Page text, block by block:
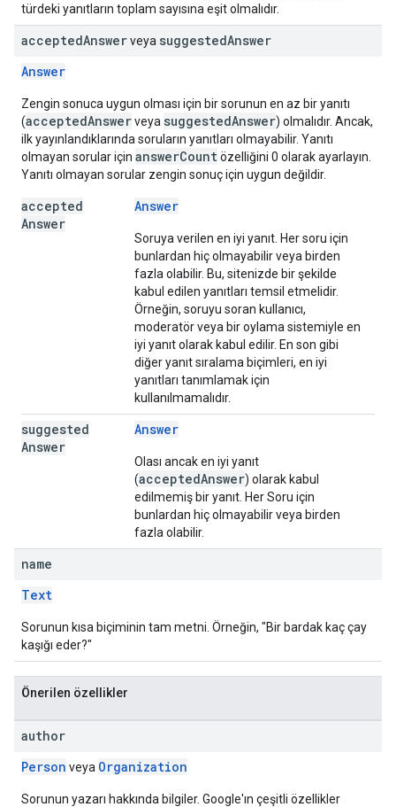
türdeki yanıtların toplam sayısına eşit olmalıdır.
acceptedAnswerveya suggestedAnswer
Answer
Zengin sonuca uygun olması için bir sorunun en az bir yanıtı
(acceptedAnswerveya suggestedAnswer) olmalıdır. Ancak,
ilk yayınlandıklarında soruların yanıtları olmayabilir. Yanıtı
olmayan sorular için answerCount özelliğini 0 olarak ayarlayın.
Yanıtı olmayan sorular zengin sonuç için uygun değildir.
accepted
Answer
Answer
Soruya verilen en iyi yanıt. Her soru için
bunlardan hiç olmayabilir veya birden
fazla olabilir. Bu, sitenizde bir şekilde
kabul edilen yanıtları temsil etmelidir.
Örneğin, soruyu soran kullanıcı,
moderatör veya bir oylama sistemiyle en
iyi yanıt olarak kabul edilir. En son gibi
diğer yanıt sıralama biçimleri, en iyi
yanıtları tanımlamak için
kullanılmamalıdır.
suggested
Answer
Answer
Olası ancak en iyi yanıt
(acceptedAnswer) olarak kabul
edilmemiş bir yanıt. Her Soru için
bunlardan hiç olmayabilir veya birden
fazla olabilir.
name
Text
Sorunun kısa biçiminin tam metni. Örneğin, "Bir bardak kaç çay
kaşığı eder?"
Önerilen özellikler
author
Person veya Organization
Sorunun yazarı hakkında bilgiler. Google'ın çeşitli özellikler